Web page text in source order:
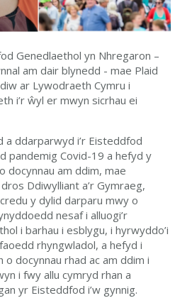
Genedlaethol yn Nhregaron –
am dair blynedd - mae Plaid
ar Lywodraeth Cymru i
i’r ŵyl er mwyn sicrhau ei
a ddarparwyd i’r Eisteddfod
pandemig Covid-19 a hefyd y
docynnau am ddim, mae
Ddiwylliant a’r Gymraeg,
y dylid darparu mwy o
nesaf i alluogi’r
i barhau i esblygu, i hyrwyddo’i
rhyngwladol, a hefyd i
o docynnau rhad ac am ddim i
i fwy allu cymryd rhan a
yr Eisteddfod i’w gynnig.